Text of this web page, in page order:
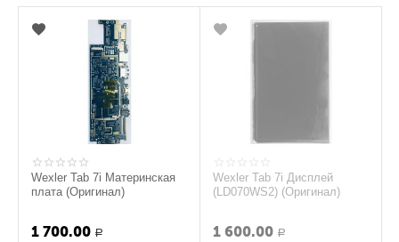
Wexler Tab 7i Материнская
плата (Оригинал)
1 700.00 Р
Wexler Tab 7i Дисплей
(LD070WS2) (Оригинал)
1 600.00 Р